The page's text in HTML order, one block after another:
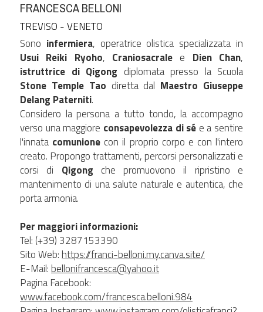
FRANCESCA BELLONI
TREVISO - VENETO
Sono infermiera
Usui Reiki Ryoho, Craniosacrale e Dien Chan
istruttrice di Qigong
Stone Temple Tao diretta dal Maestro Giuseppe
Delang Paterniti.
Considero la persona a tutto tondo, la accompagno
verso una maggiore consapevolezza di sé e a sentire
l'innata comunione con il proprio corpo e con l'intero
creato. Propongo trattamenti, percorsi personalizzati e
corsi di Qigong che promuovono il ripristino e
mantenimento di una salute naturale e autentica, che
porta armonia.
Per maggiori informazioni:
Tel: (+39) 3287153390
Sito Web: https://franci-belloni.my.canva.site/
E-Mail: bellonifrancesca@yahoo.it
www.facebook.com/francesca.belloni.984